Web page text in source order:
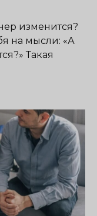
изменится?
на мысли: «А
Такая